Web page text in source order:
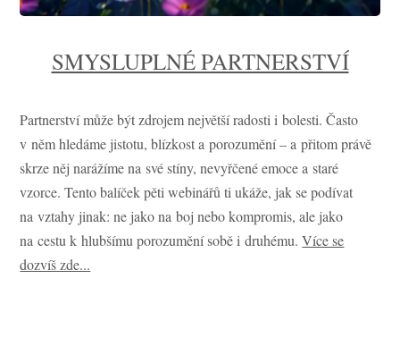
SMYSLUPLNÉ PARTNERSTVÍ
Partnerství může být zdrojem největší radosti i bolesti. Často
v něm hledáme jistotu, blízkost a porozumění – a přitom právě
skrze něj narážíme na své stíny, nevyřčené emoce a staré
vzorce. Tento balíček pěti webinářů ti ukáže, jak se podívat
na vztahy jinak: ne jako na boj nebo kompromis, ale jako
na cestu k hlubšímu porozumění sobě i druhému.Více se
dozvíš zde...